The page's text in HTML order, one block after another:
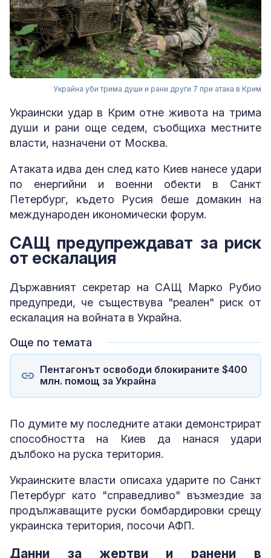
Украйна уби трима души и рани други 7 при атака в Крим
Украински удар в Крим отне живота на трима
души и рани още седем, съобщиха местните
власти, назначени от Москва.
Атаката идва ден след като Киев нанесе удари
по енергийни и военни обекти в Санкт
Петербург, където Русия беше домакин на
международен икономически форум.
САЩ предупреждават за риск
от ескалация
Държавният секретар на САЩ Марко Рубио
предупреди, че съществува "реален" риск от
ескалация на войната в Украйна.
Още по темата
Пентагонът освободи блокираните $400
млн. помощ за Украйна
По думите му последните атаки демонстрират
способността на Киев да нанася удари
дълбоко на руска територия.
Украинските власти описаха ударите по Санкт
Петербург като "справедливо" възмездие за
продължаващите руски бомбардировки срещу
украинска територия, посочи АФП.
Данни за жертви и ранени в